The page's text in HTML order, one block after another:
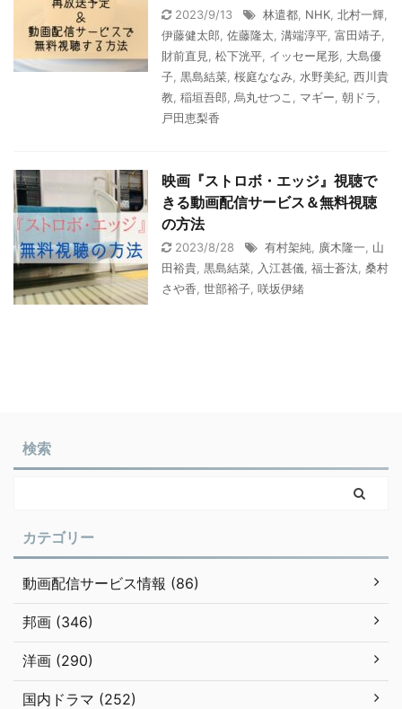
2023/9/13 林遣都 NHK 北村一輝
伊藤健太郎 佐藤隆太 溝端淳平 富田靖子
財前直見
松下洸平 イッセー尾形 大島優
子 黒島結菜 桜庭ななみ 水野美紀 西川貴
教 稲垣吾郎 烏丸せつこ マギー 朝ドラ
戸田恵梨香
映画『ストロボ・エッジ』視聴で
きる動画配信サービス＆無料視聴
の方法
2023/8/28 有村架純 廣木隆一
山
田裕貴 黒島結菜 入江甚儀 福士蒼汰 桑村
さや香 世部裕子 咲坂伊緒
検索
カテゴリー
動画配信サービス情報 (86)
邦画 (346)
洋画 (290)
国内ドラマ (252)